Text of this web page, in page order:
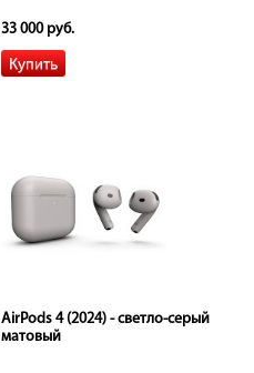
33 000 руб.
AirPods 4 (2024) - светло-серый
матовый